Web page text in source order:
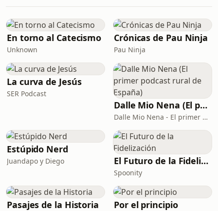
Charles R. Cross (2019): https://a.co/
grunge fue el gran responsable de
de Nirvana. Pero la realidad es
poquitín más compleja que eso. La
realidad es que fue una suma de
hitos musicales que, increíblemente,
ocurrieron en 44 días, entre los meses
de agosto y sep
En torno al Catecismo
Unknown
Crónicas de Pau Ninja
Pau Ninja
La curva de Jesús
SER Podcast
Dalle Mio Nena (El primer podcast rural de España)
Dalle Mio Nena - El primer podcast rural de España
Estúpido Nerd
Juandapo y Diego El Futuro de la Fidelización
Spoonity
Pasajes de la Historia Por el principio